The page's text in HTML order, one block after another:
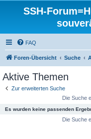
SSH-
FAQ
Foren-Übersicht Suche
Aktive Themen
Zur erweiterten Suche
Die Suche
Es wurden keine passenden
Die Suche